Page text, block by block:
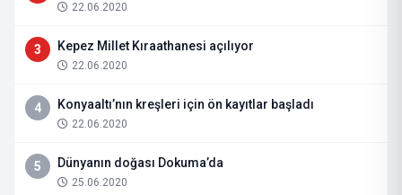
22.06.2020
3 Kepez Millet Kıraathanesi açılıyor
22.06.2020
4 Konyaaltı’nın kreşleri için ön kayıtlar başladı
22.06.2020
5 Dünyanın doğası Dokuma’da
25.06.2020